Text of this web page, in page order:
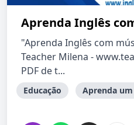
Aprenda Inglês
"Aprenda Inglês com
Teacher Milena -
PDF de t...
Educação Aprenda